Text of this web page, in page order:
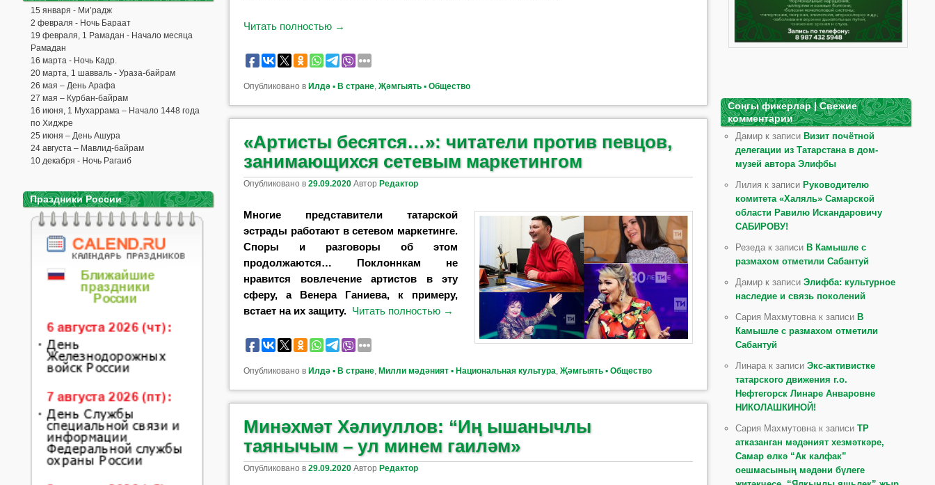
Читать полностью →
Опубликовано в Илдә ▪ В стране ,Җәмгыять ▪ Общество
«Артисты бесятся…»: читатели против певцов,
занимающихся сетевым маркетингом
Опубликовано в29.09.2020 Автор Редактор
Многие представители татарской
эстрады работают в сетевом маркетинге.
Споры и разговоры об этом
продолжаются… Поклоннкам не
нравится вовлечение артистов в эту
сферу, а Венера Ганиева, к примеру,
встает на их защиту. Читать полностью →
Опубликовано в Илдә ▪ В стране ,Милли мәдәният ▪ Национальная культура ,Җәмгыять ▪ Общество
Минәхмәт Хәлиуллов: “Иң ышанычлы
таянычым – ул минем гаиләм»
Опубликовано в29.09.2020 АвторРедактор
15 января - Ми’радж
2 февраля - Ночь Бараат
19 февраля, 1 Рамадан - Начало месяца
Рамадан
16 марта - Ночь Кадр.
20 марта, 1 шавваль - Ураза-байрам
26 мая – День Арафа
27 мая – Курбан-байрам
16 июня, 1 Мухаррама – Начало 1448 года
по Хиджре
25 июня – День Ашура
24 августа – Мавлид-байрам
10 декабря - Ночь Рагаиб
Праздники России
Соңгы фикерләр | Свежие
комментарии
Дамир к записи Визит почётной
делегации из Татарстана в дом-
музей автора Элифбы
Лилия к записи Руководителю
комитета «Халяль» Самарской
области Равилю Искандаровичу
САБИРОВУ!
Резеда к записи В Камышле с
размахом отметили Сабантуй
Дамир к записиЭлифба: культурное
наследие и связь поколений
Сария Махмутовна к записи В
Камышле с размахом отметили
Сабантуй
Линара к записиЭкс-активистке
татарского движения г.о.
Нефтегорск Линаре Анваровне
НИКОЛАШКИНОЙ!
Сария Махмутовна к записиТР
атказанган мәдәният хезмәткәре,
Самар өлкә “Ак калфак”
оешмасының мәдәни бүлеге